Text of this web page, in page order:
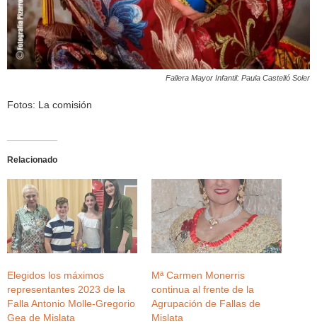
Fallera Mayor Infantil: Paula Castelló Soler
Fotos: La comisión
Relacionado
Elegidos los máximos
representantes 2023 de la
Falla Antonio Molle-Gregorio
Gea de Mislata
Mª Carmen Monerris
continua al frente de la
Agrupación de Fallas de
Mislata